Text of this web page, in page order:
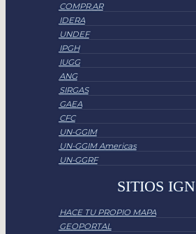
COMPR.AR
IDERA
UNDEF
IPGH
IUGG
ANG
SIRGAS
GAEA
CFC
UN-GGIM
UN-GGIM Americas
UN-GGRF
SITIOS IGN
HACE TU PROPIO MAPA
GEOPORTAL